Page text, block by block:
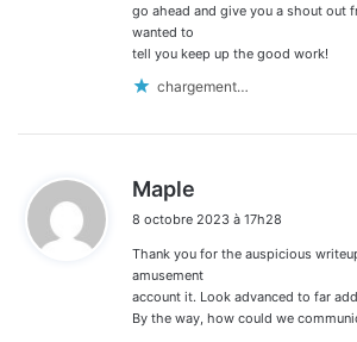
go ahead and give you a shout out
wanted to
tell you keep up the good work!
chargement…
Maple
t
:
8 octobre 2023 à 17h28
Thank you for the auspicious
amusement
account it. Look advanced to far
By the way, how could we